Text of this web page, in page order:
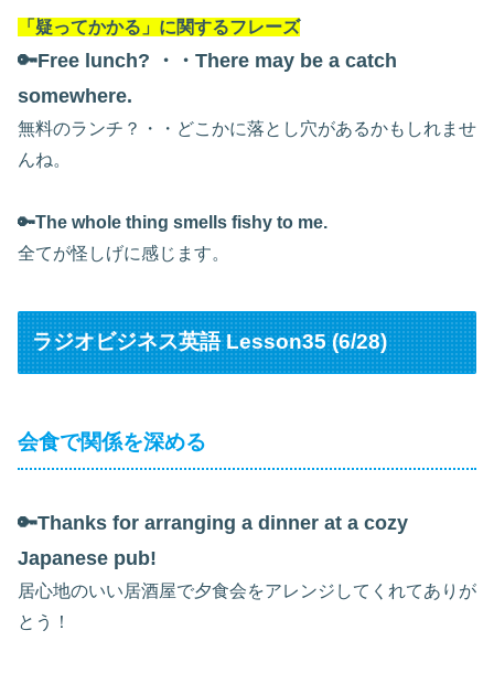
「疑ってかかる」に関するフレーズ
🔑Free lunch? ・・There may be a catch
somewhere.
無料のランチ？・・どこかに落とし穴があるかもしれませ
んね。
🔑The whole thing smells fishy to me.
全てが怪しげに感じます。
ラジオビジネス英語 Lesson35 (6/28)
会食で関係を深める
🔑Thanks for arranging a dinner at a cozy
Japanese pub!
居心地のいい居酒屋で夕食会をアレンジしてくれてありが
とう！